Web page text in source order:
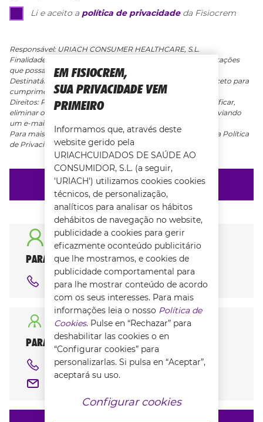
Li e aceito a política de privacidadeda Fisiocrem
Responsável: URIACH CONSUMER HEALTHCARE, S.L.
Finalidades: Resolver quaisquer dúvidas, questões ou solicitações
que possam ser apresentadas pelos usuários.
Destinatários: Seus dados não serão cedidos a terceiros, exceto para
cumprimento de obrigações legais.
Direitos: Pode opor-se ao tratamento, limitá-lo, aceder, retificar,
eliminar os dados e exercer o seu direito à portabilidade, enviando
um e-mail para dpo@uriach.com.
Para mais informações sobre proteção de dados, consulte a Política
de Privacidade.
ENVIAR
PARA O CONSUMIDOR:
+351 211 990 484
PARA FISIOTERAPEUTAS
+351 914 187 649
FISIOCREM.PORTUGAL@URIACH.COM
EM FISIOCREM,
SUA PRIVACIDADE VEM
PRIMEIRO
Informamos que, através deste
website gerido pela
URIACHCUIDADOS DE SAÚDE AO
CONSUMIDOR, S.L. (a seguir,
'URIACH') utilizamos cookies cookies
técnicos, de personalização,
analíticos para analisar os hábitos
dehábitos de navegação no website,
publicidade a cookies para gerir
eficazmente oconteúdo publicitário
que lhe mostramos, e cookies de
publicidade comportamental para
para lhe mostrar conteúdo de acordo
com os seus interesses. Para mais
informações leia o nosso Política de
Cookies. Pulse en “Rechazar” para
deshabilitar las cookies o en
“Configurar cookies” para
personalizarlas. Si pulsa en “Aceptar”,
aceptará su uso.
Configurar cookies